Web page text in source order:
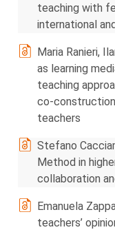
teaching with
international
Maria Ranieri,
as learning
teaching
co-
teachers
Stefano
Method in
collaboration
Emanuela
teachers’